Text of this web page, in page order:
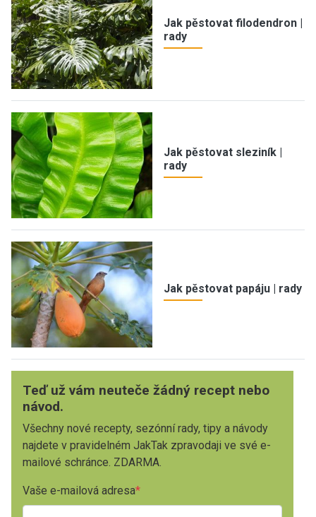
Jak pěstovat filodendron |
rady
Jak pěstovat sleziník |
rady
Jak pěstovat papáju | rady
Teď už vám neuteče žádný recept nebo
návod.
Všechny nové recepty, sezónní rady, tipy a návody
najdete v pravidelném JakTak zpravodaji ve své e-
mailové schránce. ZDARMA.
Vaše e-mailová adresa